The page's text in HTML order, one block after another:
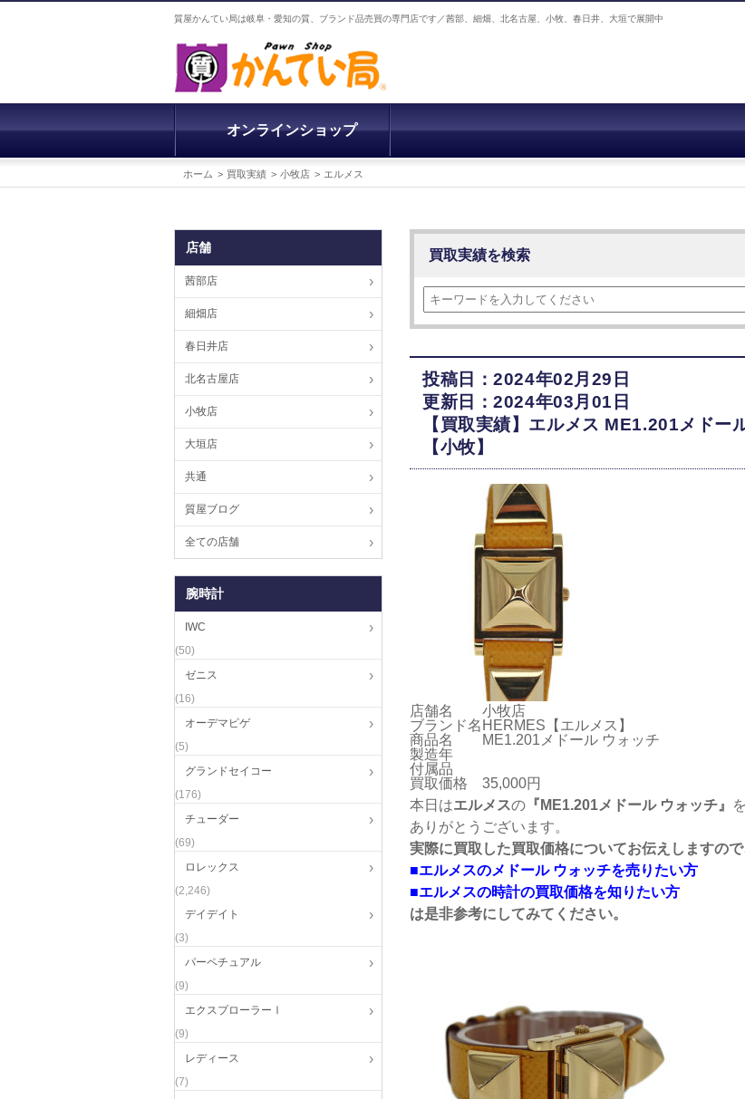
質屋かんてい局は岐阜・愛知の質、ブランド品売買の専門店です／茜部、細畑、北名古屋、小牧、春日井、大垣で展開中
オンラインショップ
ホーム 買取実績 小牧店 エルメス
買取実績を検索
投稿日：2024年02月29日
更新日：2024年03月01日
【買取実績】エルメス ME1.201メドー
【小牧】
店舗名
小牧店
ブランド名 HERMES【エルメス】
商品名
ME1.201メドール ウォッチ
製造年
付属品
買取価格
35,000円
本日はエルメスの 『ME1.201メドール ウォッチ』
ありがとうございます。
実際に買取した買取価格についてお伝えしますので
■エルメスのメドール ウォッチを売りたい方
■エルメスの時計の買取価格を知りたい方
は是非参考にしてみてください。
店舗
茜部店
細畑店
春日井店
北名古屋店
小牧店
大垣店
共通
質屋ブログ
全ての店舗
腕時計
IWC
(50)
ゼニス
(16)
オーデマピゲ
(5)
グランドセイコー
(176)
チューダー
(69)
ロレックス
(2,246)
デイデイト
(3)
パーペチュアル
(9)
エクスプローラーⅠ
(9)
レディース
(7)